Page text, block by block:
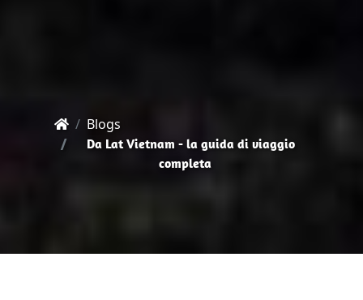
Blogs
Da Lat Vietnam - la guida di viaggio
completa